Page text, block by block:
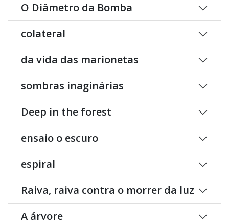
O Diâmetro da Bomba
colateral
da vida das marionetas
sombras inaginárias
Deep in the forest
ensaio o escuro
espiral
Raiva, raiva contra o morrer da luz
A árvore